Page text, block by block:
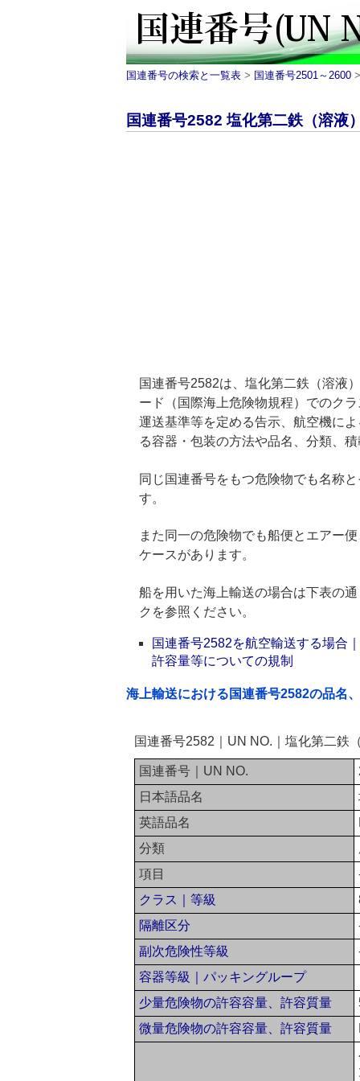
国連番号の検索と一覧表 > 国連番号2501～2600
国連番号2582 塩化第二鉄（溶液
国連番号2582は、塩化第二鉄（溶液
ード（国際海上危険物規程）でのク
運送基準等を定める告示、航空機に
る容器・包装の方法や品名、分類、
同じ国連番号をもつ危険物でも名称
す。
また同一の危険物でも船便とエアー
ケースがあります。
船を用いた海上輸送の場合は下表の
クを参照ください。
国連番号2582を航空輸送する場合
許容量等についての規制
海上輸送における国連番号2582の品名
国連番号2582｜UN NO.｜塩化第二鉄
国連番号｜UN NO.
日本語品名
英語品名
分類
項目
クラス｜等級
隔離区分
副次危険性等級
容器等級｜パッキングループ
少量危険物の許容容量、許容質量
微量危険物の許容容量、許容質量